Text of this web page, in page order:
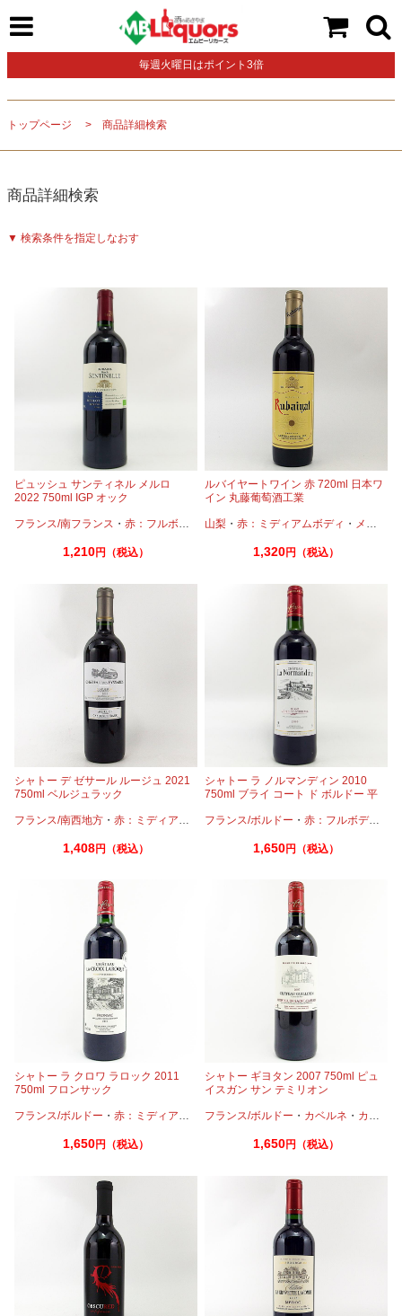
毎週火曜日はポイント3倍
トップページ 商品詳細検索
商品詳細検索
▼ 検索条件を指定しなおす
ピュッシュ サンティネル メルロ
2022 750ml IGP オック
フランス/南フランス ・ 赤：フルボディ ・メルロー
1,210円（税込）
ルバイヤートワイン 赤 720ml 日本ワ
イン 丸藤葡萄酒工業
山梨 ・赤：ミディアムボディ ・ メルロー
1,320円（税込）
シャトー デ ゼサール ルージュ 2021
750ml ベルジュラック
フランス/南西地方 ・ 赤：ミディアムボディ ・メルロー
1,408円（税込）
シャトー ラ ノルマンディン 2010
750ml ブライ コート ド ボルドー 平
フランス/ボルドー ・赤：フルボディ
1,650円（税込）
シャトー ラ クロワ ラロック 2011
750ml フロンサック
フランス/ボルドー ・ 赤：ミディアムボディ ・カベルネ ・カベルネフラン・メル
1,650円（税込）
シャトー ギヨタン 2007 750ml ピュ
イスガン サン テミリオン
フランス/ボルドー ・ カベルネ ・ カベルネフラン
1,650円（税込）